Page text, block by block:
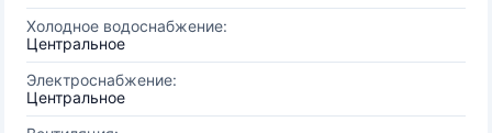
Холодное водоснабжение:
Центральное
Электроснабжение:
Центральное